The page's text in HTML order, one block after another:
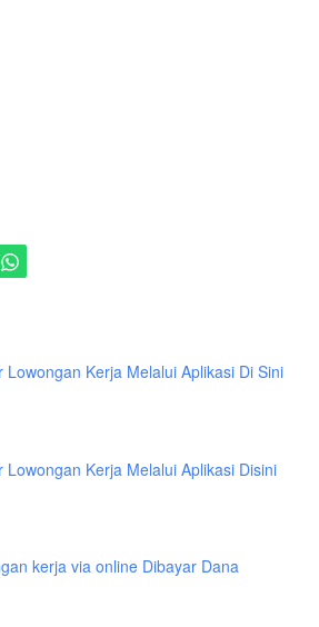
Lowongan Kerja Melalui Aplikasi Di Sini
Lowongan Kerja Melalui Aplikasi Disini
kerja via online Dibayar Dana